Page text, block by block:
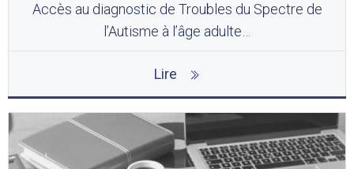
Accès au diagnostic de Troubles du Spectre de
l’Autisme à l’âge adulte…
Lire